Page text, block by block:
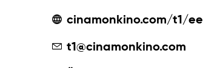
cinamonkino.com/t1/ee
t1@cinamonkino.com